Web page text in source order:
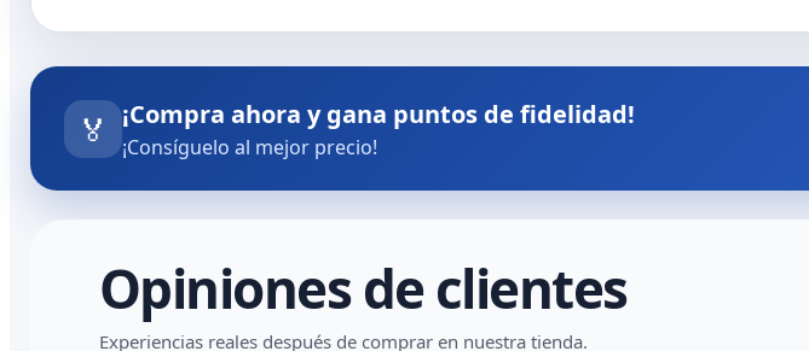
🏅 ¡Compra ahora y gana puntos de fidelidad!
¡Consíguelo al mejor precio!
Opiniones de clientes
Experiencias reales después de comprar en nuestra tienda.